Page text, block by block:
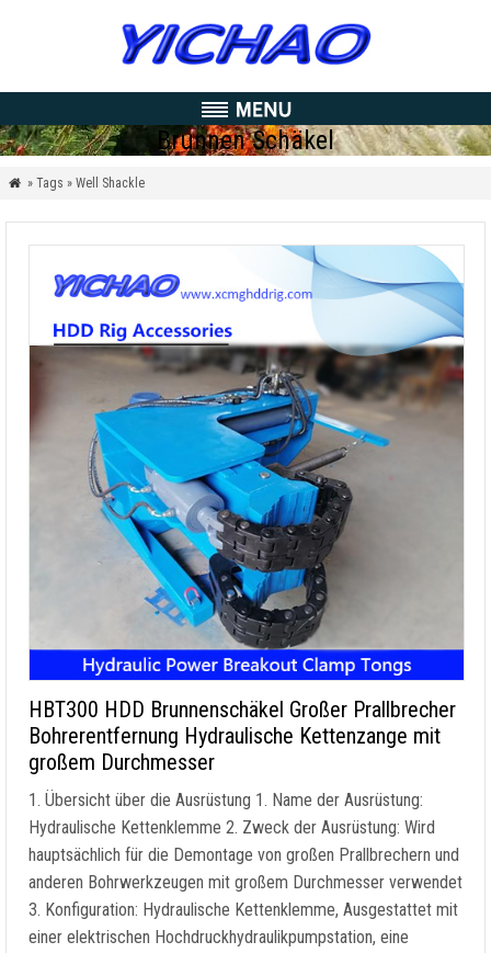
Brunnen Schäkel
 » Tags » Well Shackle
HBT300 HDD Brunnenschäkel Großer Prallbrecher
Bohrerentfernung Hydraulische Kettenzange mit
großem Durchmesser
1. Übersicht über die Ausrüstung 1. Name der Ausrüstung:
Hydraulische Kettenklemme 2. Zweck der Ausrüstung: Wird
hauptsächlich für die Demontage von großen Prallbrechern und
anderen Bohrwerkzeugen mit großem Durchmesser verwendet
3. Konfiguration: Hydraulische Kettenklemme, Ausgestattet mit
einer elektrischen Hochdruckhydraulikpumpstation, eine